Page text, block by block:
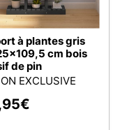
à plantes gris
cm bois
de pin
EXCLUSIVE
€